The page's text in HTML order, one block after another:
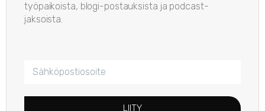
työpaikoista, blogi-postauksista ja podcast-
jaksoista.
LIITY